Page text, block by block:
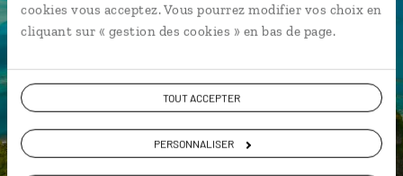
cookies vous acceptez. Vous pourrez modifier vos choix en
cliquant sur « gestion des cookies » en bas de page.
TOUT ACCEPTER
PERSONNALISER
Constance,
Suivez vos envies et demandez conseils à nos
spécialistes